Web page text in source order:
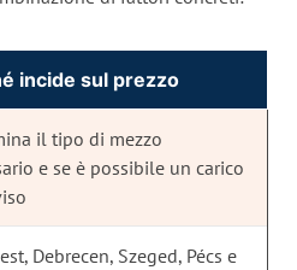
incide sul prezzo
il tipo di mezzo
e se è possibile un carico
Debrecen, Szeged, Pécs e